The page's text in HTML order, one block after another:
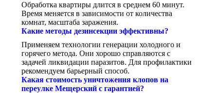
Обработка квартиры длится в среднем 60 минут.
Время меняется в зависимости от количества
комнат, масштаба заражения.
Какие методы дезинсекции эффективны?
Применяем технологии генерации холодного и
горячего метода. Они хорошо справляются с
задачей ликвидации паразитов. Для профилактики
рекомендуем барьерный способ.
Какая стоимость уничтожения клопов на
переулке Мещерский с гарантией?